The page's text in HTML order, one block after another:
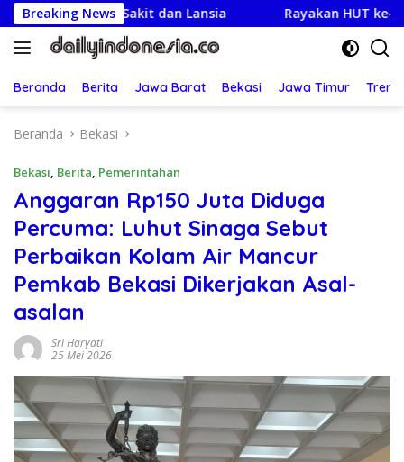
Langsung
ke
konten
Breaking News
dan Lansia Rayakan HUT ke-25,Partai
Beranda Berita Jawa Barat Bekasi Jawa Timur
Beranda Bekasi
Bekasi, Berita, Pemerintahan
Anggaran Rp150 Juta Diduga
Percuma: Luhut Sinaga Sebut
Perbaikan Kolam Air Mancur
Pemkab Bekasi Dikerjakan Asal-
asalan
Sri Haryati
25 Mei 2026